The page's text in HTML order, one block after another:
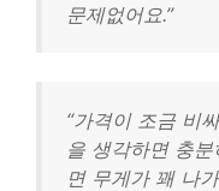
문제없어요.”
“가격이 조금 비
을 생각하면 충
면 무게가 꽤 나